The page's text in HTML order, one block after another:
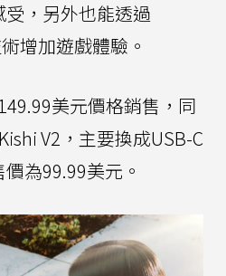
，另外也能透過
增加遊戲體驗。
美元價格銷售，同
V2，主要換成USB-C
為99.99美元。